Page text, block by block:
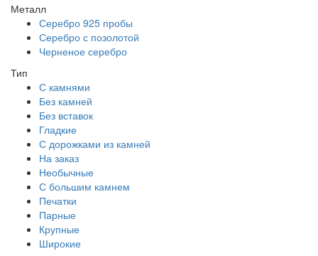
Металл
Серебро 925 пробы
Серебро с позолотой
Черненое серебро
Тип
С камнями
Без камней
Без вставок
Гладкие
С дорожками из камней
На заказ
Необычные
С большим камнем
Печатки
Парные
Крупные
Широкие